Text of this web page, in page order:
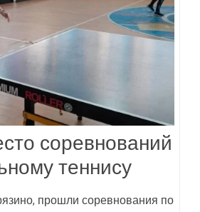
соревнований
теннису
прошли соревнования по